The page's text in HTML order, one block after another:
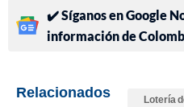
✔️ Síganos en Google
información de
Relacionados Lotería